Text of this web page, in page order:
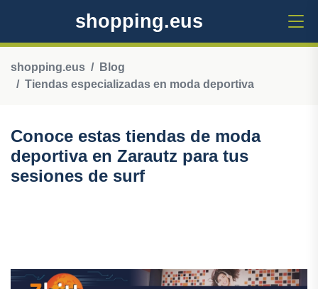
shopping.eus
shopping.eus
Blog
Tiendas especializadas en moda deportiva
Conoce estas tiendas de moda
deportiva en Zarautz para tus
sesiones de surf